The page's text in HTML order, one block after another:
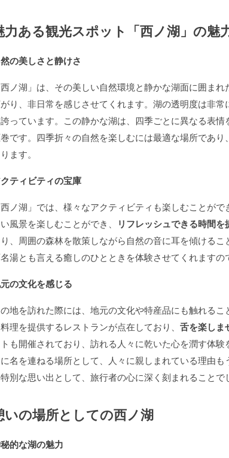
力ある観光スポット「西ノ湖」の魅
の美しさと静けさ
ノ湖」は、その美しい自然環境と静かな湖面に囲ま
り、非日常を感じさせてくれます。湖の透明度は非
っています。この静かな湖は、四季ごとに異なる表
です。四季折々の自然を楽しむには最適な場所であ
ます。
ティビティの宝庫
ノ湖」では、様々なアクティビティも楽しむことが
風景を楽しむことができ、
リフレッシュできる時間を
、周囲の森林を散策しながら自然の音に耳を傾ける
湯とも言える癒しのひとときを体験させてくれますの
の文化を感じる
地を訪れた際には、地元の文化や特産品にも触れる
理を提供するレストランが点在しており、 舌を楽しま
も開催されており、訪れる人々に乾いた心を潤す体
名を連ねる場所として、人々に親しまれている理由
別な思い出として、旅行者の心に深く刻まれることで
いの場所としての西ノ湖
的な湖の魅力